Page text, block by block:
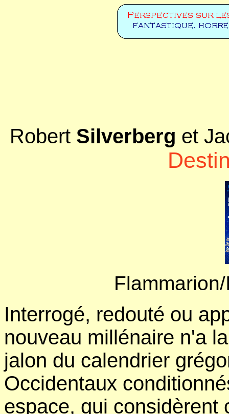
Robert Silverberg et
Interrogé, redouté ou
nouveau millénaire n'a
jalon du calendrier
Occidentaux
espace, qui considèrent